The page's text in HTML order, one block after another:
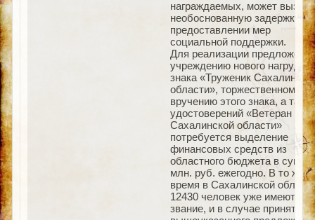
награждаемых, может
необоснованную задержку в
предоставлении мер
социальной поддержки.
Для реализации
учреждению нового
знака «Труженик
области», торжественному
вручению этого знака, а
удостоверений «Ветеран
Сахалинской области»
потребуется выделение
финансовых средств из
областного бюджета в сумме
млн. руб. ежегодно. В то же
время в Сахалинской
12430 человек уже имеют это
звание, и в случае принятия